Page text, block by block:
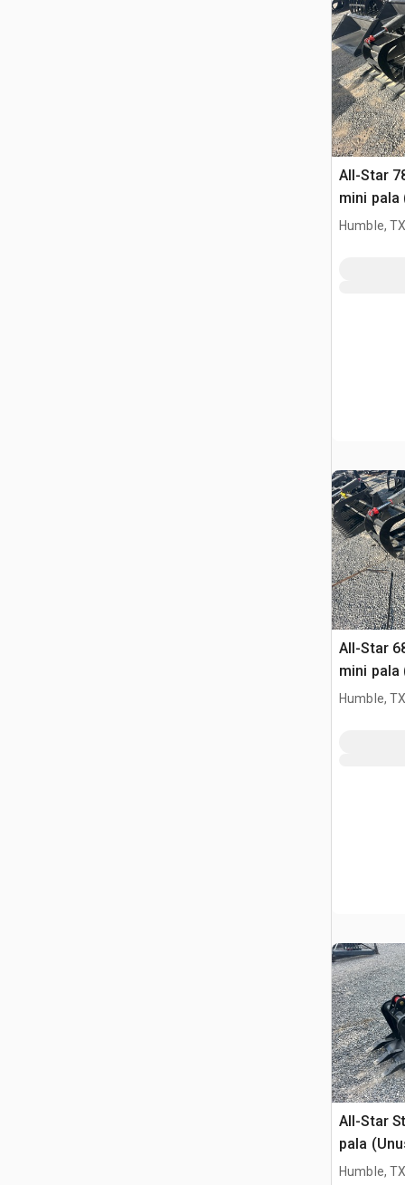
All-Star
mini pala
Humble,
All-Star
mini pala
Humble,
All-Star
pala
Humble,